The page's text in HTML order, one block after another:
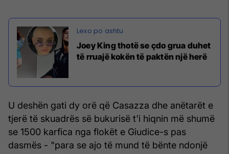
Joey King thotë se çdo grua duhet
të rruajë kokën të paktën një herë
U deshën gati dy orë që Casazza dhe anëtarët e
tjerë të skuadrës së bukurisë t'i hiqnin më shumë
se 1500 karfica nga flokët e Giudice-s pas
dasmës - "para se ajo të mund të bënte ndonjë